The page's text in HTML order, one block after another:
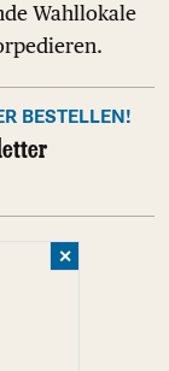
Wahllokale
BESTELLEN!
✕